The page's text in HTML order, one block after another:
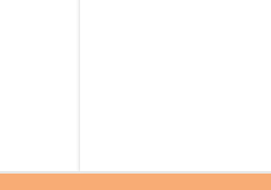
Gesundheit, Gelassenheit